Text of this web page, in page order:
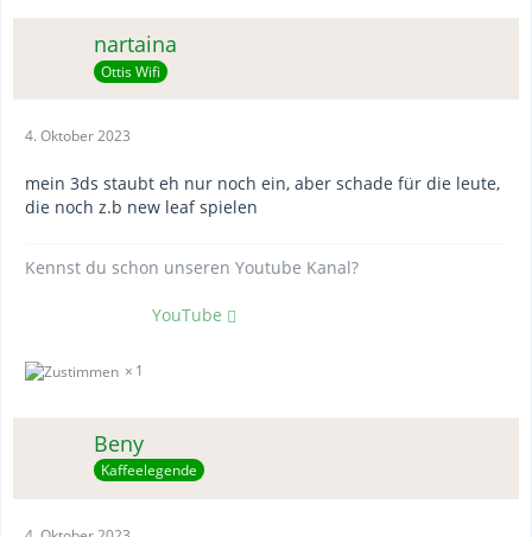
nartaina
Ottis Wifi
4. Oktober 2023
mein 3ds staubt eh nur noch ein, aber schade für die leute,
die noch z.b new leaf spielen
Kennst du schon unseren Youtube Kanal?
YouTube
1
Beny
Kaffeelegende